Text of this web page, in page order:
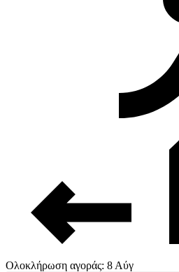
Ολοκλήρωση αγοράς: 8 Αύγ